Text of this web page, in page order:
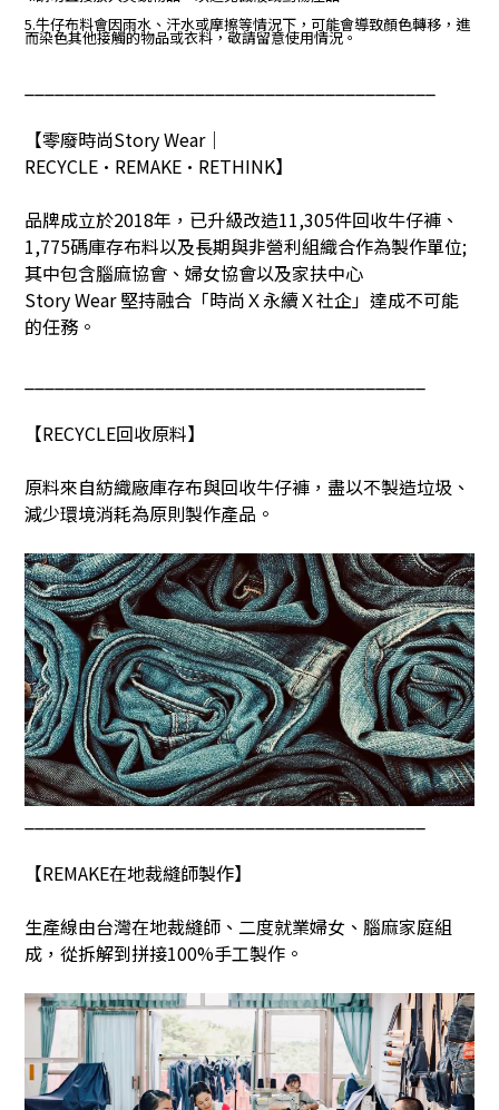
5.牛仔布料會因雨水、汗水或摩擦等情況下，可能會導致顏色轉移，進
而染色其他接觸的物品或衣料，敬請留意使用情況。
【零廢時尚Story Wear｜
RECYCLE•REMAKE•RETHINK】
品牌成立於2018年，已升級改造11,305件回收牛仔褲、
1,775碼庫存布料以及長期與非營利組織合作為製作單位;
其中包含腦麻協會、婦女協會以及家扶中心
Story Wear堅持融合「時尚Ｘ永續Ｘ社企」達成不可能
的任務。
【RECYCLE回收原料】
原料來自紡織廠庫存布與回收牛仔褲，盡以不製造垃圾、
減少環境消耗為原則製作產品。
【REMAKE在地裁縫師製作】
生產線由台灣在地裁縫師、二度就業婦女、腦麻家庭組
成，從拆解到拼接100%手工製作。